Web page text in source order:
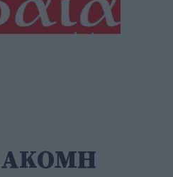
ΑΚΟΜΗ